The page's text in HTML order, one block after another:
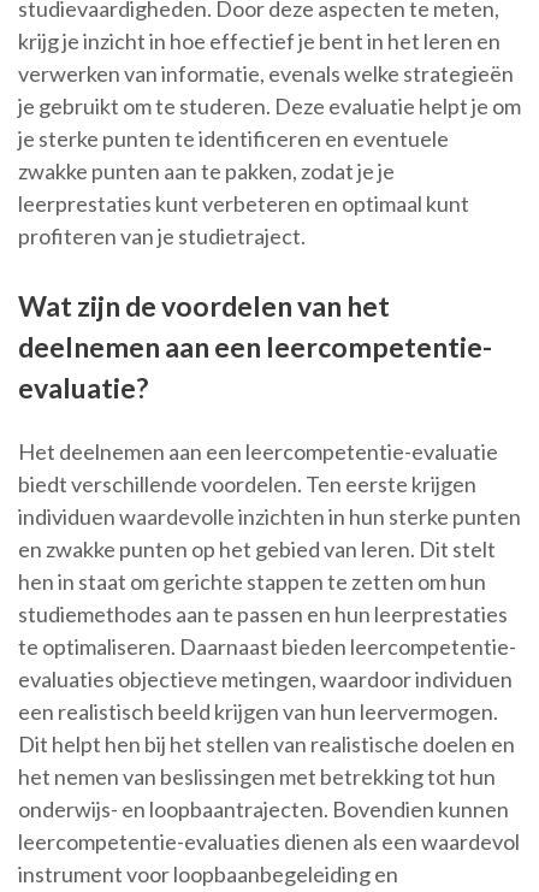
studievaardigheden. Door deze aspecten te meten,
krijg je inzicht in hoe effectief je bent in het leren en
verwerken van informatie, evenals welke strategieën
je gebruikt om te studeren. Deze evaluatie helpt je om
je sterke punten te identificeren en eventuele
zwakke punten aan te pakken, zodat je je
leerprestaties kunt verbeteren en optimaal kunt
profiteren van je studietraject.
Wat zijn de voordelen van het
deelnemen aan een leercompetentie-
evaluatie?
Het deelnemen aan een leercompetentie-evaluatie
biedt verschillende voordelen. Ten eerste krijgen
individuen waardevolle inzichten in hun sterke punten
en zwakke punten op het gebied van leren. Dit stelt
hen in staat om gerichte stappen te zetten om hun
studiemethodes aan te passen en hun leerprestaties
te optimaliseren. Daarnaast bieden leercompetentie-
evaluaties objectieve metingen, waardoor individuen
een realistisch beeld krijgen van hun leervermogen.
Dit helpt hen bij het stellen van realistische doelen en
het nemen van beslissingen met betrekking tot hun
onderwijs- en loopbaantrajecten. Bovendien kunnen
leercompetentie-evaluaties dienen als een waardevol
instrument voor loopbaanbegeleiding en